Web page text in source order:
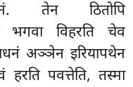
तेन ठितोपि
भगवा विहरति चेव
अञ्ञेन इरियापथेन
हरति पवत्तेति, तस्मा